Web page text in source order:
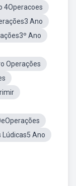
4Operacoes
Ano
Ano
Operações
Ano